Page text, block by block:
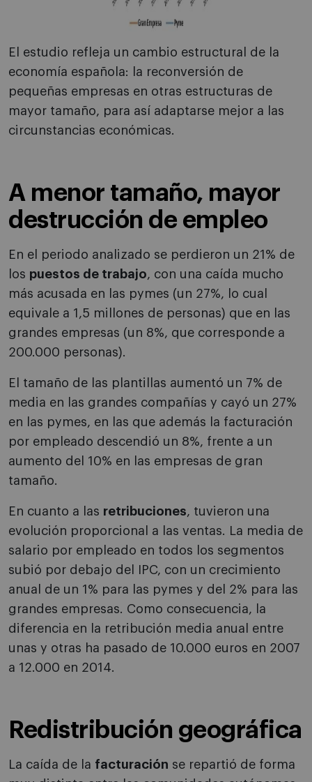
El estudio refleja un cambio estructural de la
economía española: la reconversión de
pequeñas empresas en otras estructuras de
mayor tamaño, para así adaptarse mejor a las
circunstancias económicas.
A menor tamaño, mayor
destrucción de empleo
En el periodo analizado se perdieron un 21% de
los puestos de trabajo, con una caída mucho
más acusada en las pymes (un 27%, lo cual
equivale a 1,5 millones de personas) que en las
grandes empresas (un 8%, que corresponde a
200.000 personas).
El tamaño de las plantillas aumentó un 7% de
media en las grandes compañías y cayó un 27%
en las pymes, en las que además la facturación
por empleado descendió un 8%, frente a un
aumento del 10% en las empresas de gran
tamaño.
En cuanto a las retribuciones, tuvieron una
evolución proporcional a las ventas. La media de
salario por empleado en todos los segmentos
subió por debajo del IPC, con un crecimiento
anual de un 1% para las pymes y del 2% para las
grandes empresas. Como consecuencia, la
diferencia en la retribución media anual entre
unas y otras ha pasado de 10.000 euros en 2007
a 12.000 en 2014.
Redistribución geográfica
La caída de la facturación se repartió de forma